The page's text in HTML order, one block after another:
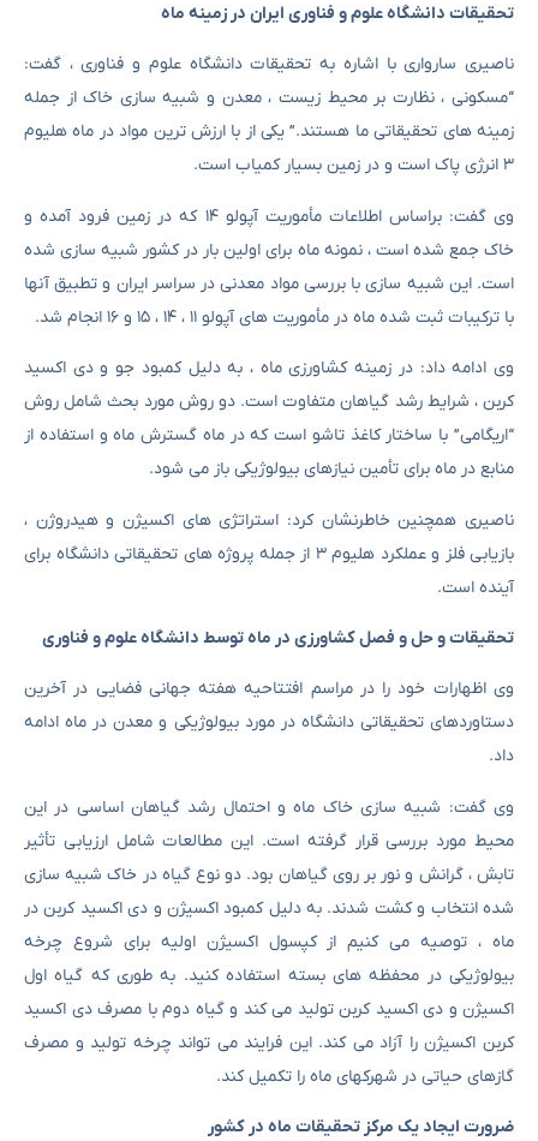
تحقیقات دانشگاه علوم و فناوری ایران در زمینه ماه
ناصیری سارواری با اشاره به تحقیقات دانشگاه علوم و فناوری ، گفت:
“مسکونی ، نظارت بر محیط زیست ، معدن و شبیه سازی خاک از جمله
زمینه های تحقیقاتی ما هستند.” یکی از با ارزش ترین مواد در ماه هلیوم
۳ انرژی پاک است و در زمین بسیار کمیاب است.
وی گفت: براساس اطلاعات مأموریت آپولو ۱۴ که در زمین فرود آمده و
خاک جمع شده است ، نمونه ماه برای اولین بار در کشور شبیه سازی شده
است. این شبیه سازی با بررسی مواد معدنی در سراسر ایران و تطبیق آنها
با ترکیبات ثبت شده ماه در مأموریت های آپولو ۱۱ ، ۱۴ ، ۱۵ و ۱۶ انجام شد.
وی ادامه داد: در زمینه کشاورزی ماه ، به دلیل کمبود جو و دی اکسید
کربن ، شرایط رشد گیاهان متفاوت است. دو روش مورد بحث شامل روش
“اریگامی” با ساختار کاغذ تاشو است که در ماه گسترش ماه و استفاده از
منابع در ماه برای تأمین نیازهای بیولوژیکی باز می شود.
ناصیری همچنین خاطرنشان کرد: استراتژی های اکسیژن و هیدروژن ،
بازیابی فلز و عملکرد هلیوم ۳ از جمله پروژه های تحقیقاتی دانشگاه برای
آینده است.
تحقیقات و حل و فصل کشاورزی در ماه توسط دانشگاه علوم و فناوری
وی اظهارات خود را در مراسم افتتاحیه هفته جهانی فضایی در آخرین
دستاوردهای تحقیقاتی دانشگاه در مورد بیولوژیکی و معدن در ماه ادامه
داد.
وی گفت: شبیه سازی خاک ماه و احتمال رشد گیاهان اساسی در این
محیط مورد بررسی قرار گرفته است. این مطالعات شامل ارزیابی تأثیر
تابش ، گرانش و نور بر روی گیاهان بود. دو نوع گیاه در خاک شبیه سازی
شده انتخاب و کشت شدند. به دلیل کمبود اکسیژن و دی اکسید کربن در
ماه ، توصیه می کنیم از کپسول اکسیژن اولیه برای شروع چرخه
بیولوژیکی در محفظه های بسته استفاده کنید. به طوری که گیاه اول
اکسیژن و دی اکسید کربن تولید می کند و گیاه دوم با مصرف دی اکسید
کربن اکسیژن را آزاد می کند. این فرایند می تواند چرخه تولید و مصرف
گازهای حیاتی در شهرکهای ماه را تکمیل کند.
ضرورت ایجاد یک مرکز تحقیقات ماه در کشور